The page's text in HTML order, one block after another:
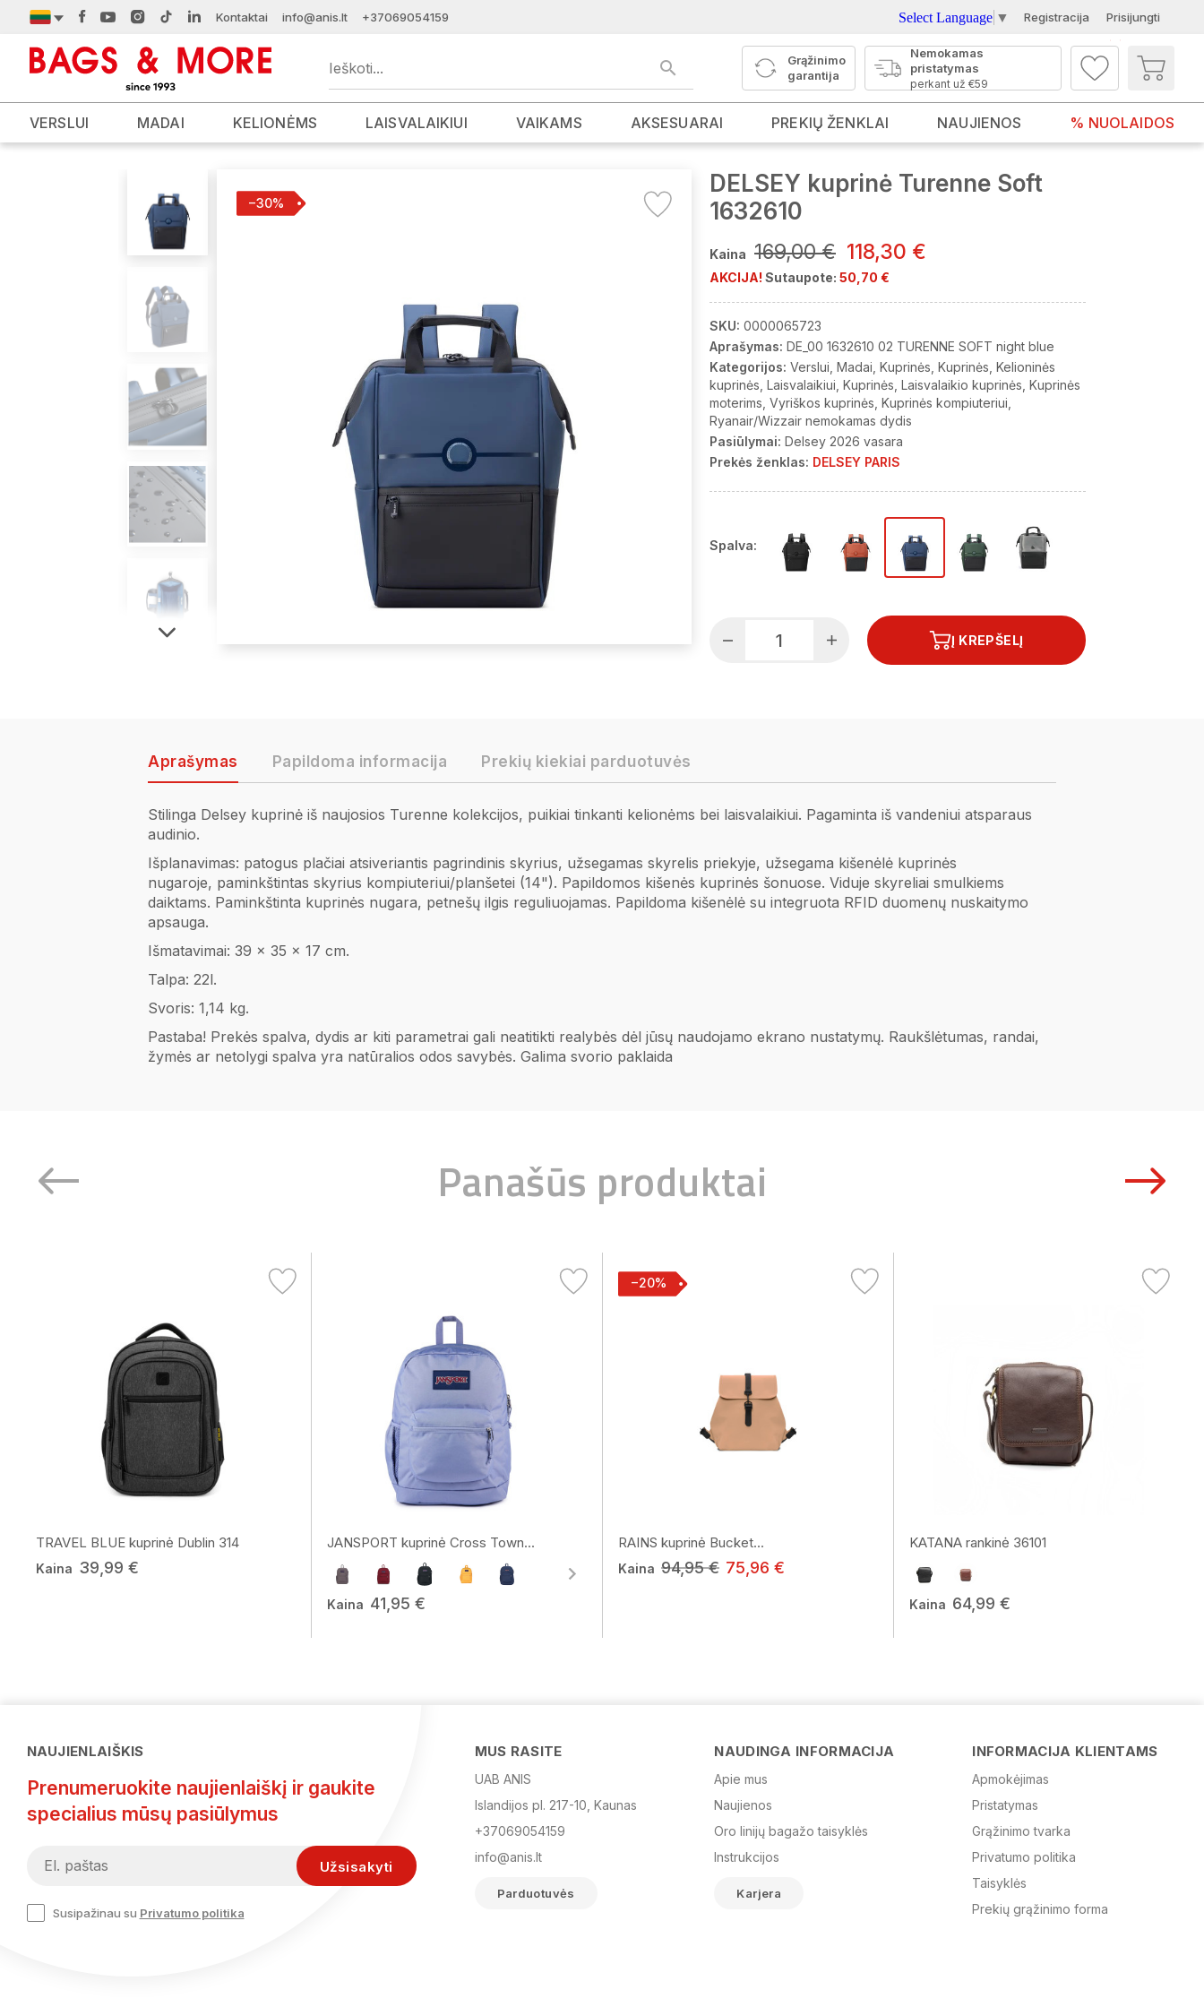
Kontaktai info@anis.lt +37069054159 Select Language ▼ Registracija Prisijungti
Grąžinimo
garantija
Nemokamas
pristatymas
perkant už €59
VERSLUI MADAI KELIONĖMS LAISVALAIKIUI VAIKAMS AKSESUARAI PREKIŲ ŽENKLAI NAUJIENOS % NUOLAIDOS
−30%
DELSEY kuprinė Turenne Soft
1632610
Kaina 169,00 € 118,30 €
AKCIJA! Sutaupote: 50,70 €
SKU: 0000065723
Aprašymas: DE_00 1632610 02 TURENNE SOFT night blue
Kategorijos: Verslui Madai Kuprinės Kuprinės Kelioninės
kuprinės Laisvalaikiui Kuprinės Laisvalaikio kuprinės Kuprinės
moterims Vyriškos kuprinės Kuprinės kompiuteriui
Ryanair/Wizzair nemokamas dydis
Pasiūlymai: Delsey 2026 vasara
Prekės ženklas: DELSEY PARIS
Spalva:
Į KREPŠELĮ
Aprašymas Papildoma informacija Prekių kiekiai parduotuvės
Stilinga Delsey kuprinė iš naujosios Turenne kolekcijos, puikiai tinkanti kelionėms bei laisvalaikiui. Pagaminta iš vandeniui atsparaus
audinio.
Išplanavimas: patogus plačiai atsiveriantis pagrindinis skyrius, užsegamas skyrelis priekyje, užsegama kišenėlė kuprinės
nugaroje, paminkštintas skyrius kompiuteriui/planšetei (14"). Papildomos kišenės kuprinės šonuose. Viduje skyreliai smulkiems
daiktams. Paminkštinta kuprinės nugara, petnešų ilgis reguliuojamas. Papildoma kišenėlė su integruota RFID duomenų nuskaitymo
apsauga.
Išmatavimai: 39 x 35 x 17 cm.
Talpa: 22l.
Svoris: 1,14 kg.
Pastaba! Prekės spalva, dydis ar kiti parametrai gali neatitikti realybės dėl jūsų naudojamo ekrano nustatymų. Raukšlėtumas, randai,
žymės ar netolygi spalva yra natūralios odos savybės. Galima svorio paklaida
Panašūs produktai
TRAVEL BLUE kuprinė Dublin 314
Kaina 39,99 €
JANSPORT kuprinė Cross Town...
Kaina 41,95 €
−20%
RAINS kuprinė Bucket...
Kaina 94,95 € 75,96 €
KATANA rankinė 36101
Kaina 64,99 €
NAUJIENLAIŠKIS
Prenumeruokite naujienlaiškį ir gaukite
specialius mūsų pasiūlymus
Susipažinau su Privatumo politika
MUS RASITE
UAB ANIS
Islandijos pl. 217-10, Kaunas
+37069054159
info@anis.lt
Parduotuvės
NAUDINGA INFORMACIJA
Apie mus
Naujienos
Oro linijų bagažo taisyklės
Instrukcijos
Karjera
INFORMACIJA KLIENTAMS
Apmokėjimas
Pristatymas
Grąžinimo tvarka
Privatumo politika
Taisyklės
Prekių grąžinimo forma